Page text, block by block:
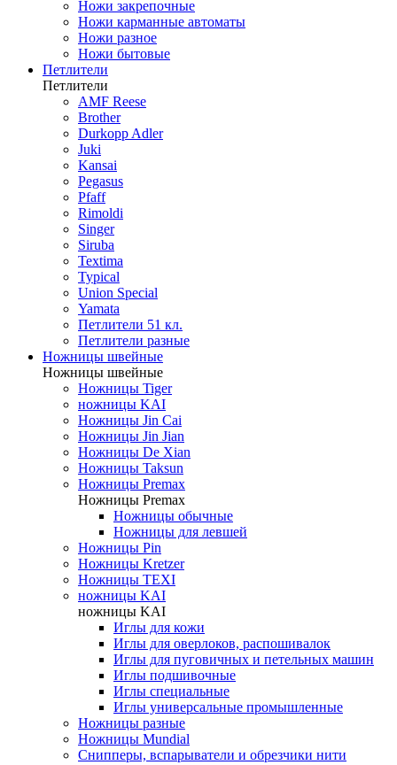
Ножи закрепочные
Ножи карманные автоматы
Ножи разное
Ножи бытовые
Петлители
Петлители
AMF Reese
Brother
Durkopp Adler
Juki
Kansai
Pegasus
Pfaff
Rimoldi
Singer
Siruba
Textima
Typical
Union Special
Yamata
Петлители 51 кл.
Петлители разные
Ножницы швейные
Ножницы швейные
Ножницы Tiger
ножницы KAI
Ножницы Jin Cai
Ножницы Jin Jian
Ножницы De Xian
Ножницы Taksun
Ножницы Premax
Ножницы Premax
Ножницы обычные
Ножницы для левшей
Ножницы Pin
Ножницы Kretzer
Ножницы TEXI
ножницы KAI
ножницы KAI
Иглы для кожи
Иглы для оверлоков, распошивалок
Иглы для пуговичных и петельных машин
Иглы подшивочные
Иглы специальные
Иглы универсальные промышленные
Ножницы разные
Ножницы Mundial
Снипперы, вспарыватели и обрезчики нити